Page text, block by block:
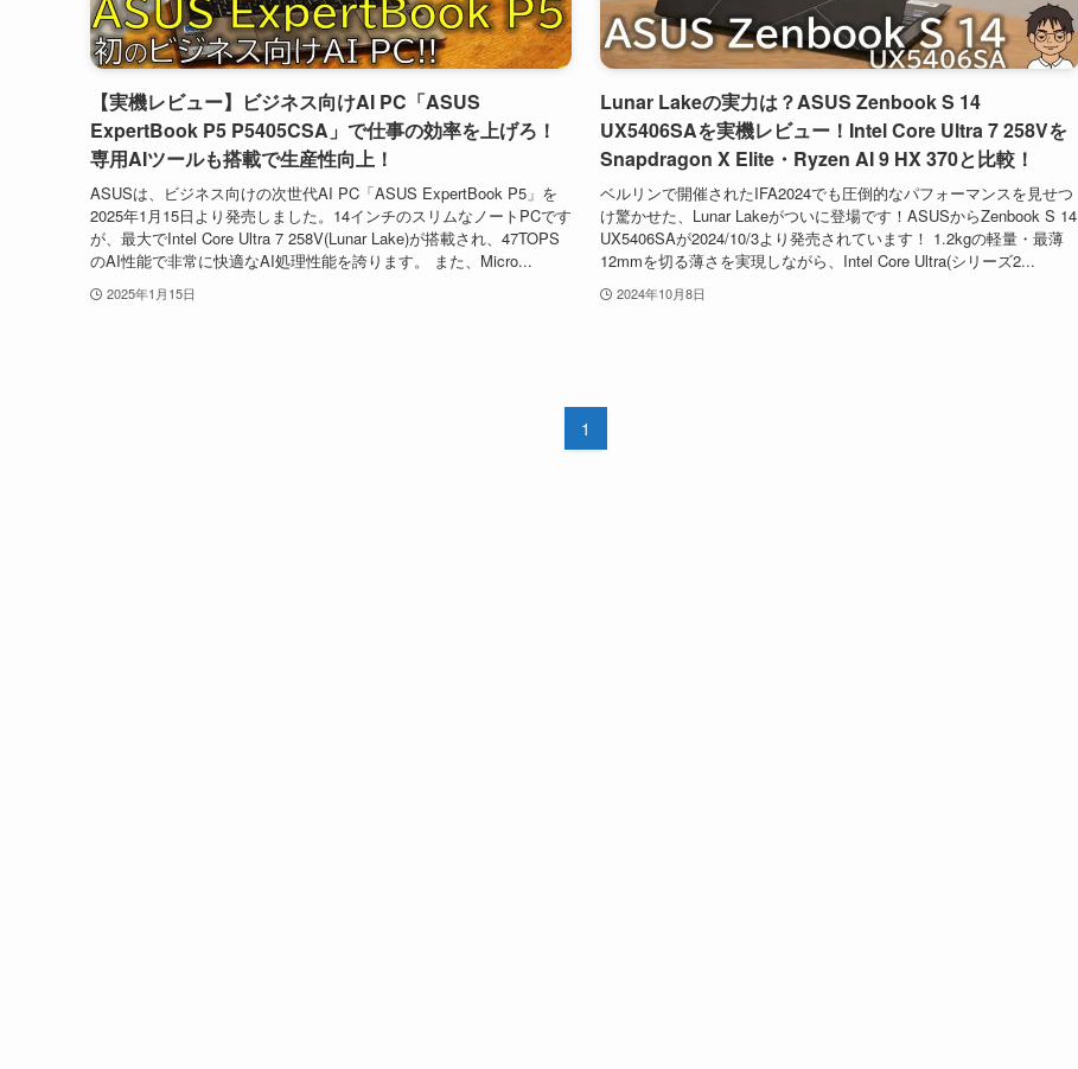
【実機レビュー】ビジネス向けAI PC「ASUS
ExpertBook P5 P5405CSA」で仕事の効率を上げろ！
専用AIツールも搭載で生産性向上！
ASUSは、ビジネス向けの次世代AI PC「ASUS ExpertBook P5」を
2025年1月15日より発売しました。14インチのスリムなノートPCです
が、最大でIntel Core Ultra 7 258V(Lunar Lake)が搭載され、47TOPS
のAI性能で非常に快適なAI処理性能を誇ります。 また、Micro...
2025年1月15日
Lunar Lakeの実力は？ASUS Zenbook S 14
UX5406SAを実機レビュー！Intel Core Ultra 7 258Vを
Snapdragon X Elite・Ryzen AI 9 HX 370と比較！
ベルリンで開催されたIFA2024でも圧倒的なパフォーマンスを見せつ
け驚かせた、Lunar Lakeがついに登場です！ASUSからZenbook S 14
UX5406SAが2024/10/3より発売されています！ 1.2kgの軽量・最薄
12mmを切る薄さを実現しながら、Intel Core Ultra(シリーズ2...
2024年10月8日
1